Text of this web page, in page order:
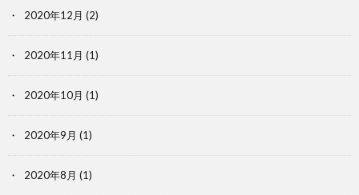
2020年12月 (2)
2020年11月 (1)
2020年10月 (1)
2020年9月 (1)
2020年8月 (1)